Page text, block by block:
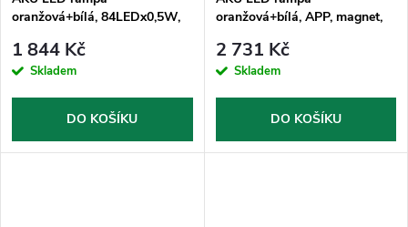
oranžová+bílá, 84LEDx0,5W,
R65 R10
1 844 Kč
Skladem
DO KOŠÍKU
oranžová+bílá, APP, magnet,
2 731 Kč
Skladem
DO KOŠÍKU